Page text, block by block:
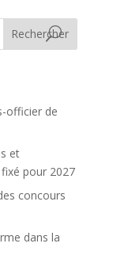
Rechercher
officier de
et
pour 2027
concours
dans la